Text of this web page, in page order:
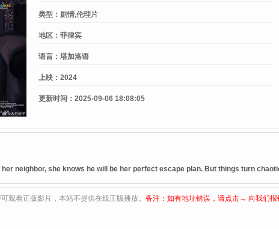
类型： 剧情,伦理片
地区： 菲律宾
语言： 塔加洛语
上映： 2024
更新时间： 2025-09-06 18:08:05
neighbor, she knows he will be her perfect escape plan. But things turn
观看正版影片，本站不提供在线正版播放。 备注：如有地址错误，请点击→ 向我们报